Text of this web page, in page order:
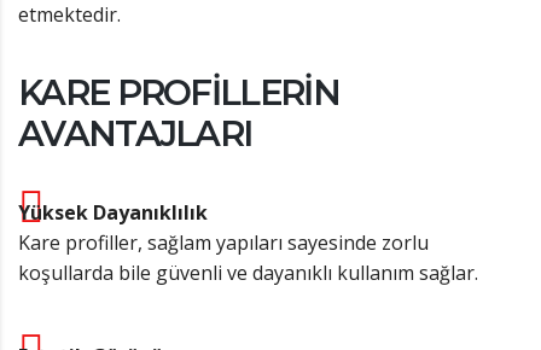
etmektedir.
KARE PROFILLERIN
AVANTAJLARI
Yüksek Dayanıklılık
Kare profiller, sağlam yapıları sayesinde zorlu
koşullarda bile güvenli ve dayanıklı kullanım sağlar.